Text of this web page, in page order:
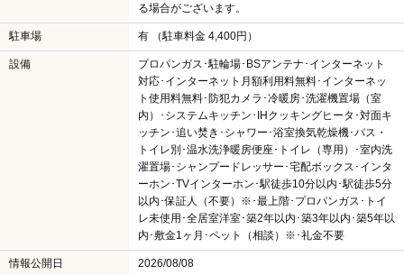
る場合がございます。
駐車場 有 （駐車料金 4,400円）
設備
プロパンガス･駐輪場･BSアンテナ･インターネット
対応･インターネット月額利用料無料･インターネッ
ト使用料無料･防犯カメラ･冷暖房･洗濯機置場（室
内）･システムキッチン･IHクッキングヒータ･対面キ
ッチン･追い焚き･シャワー･浴室換気乾燥機･バス・
トイレ別･温水洗浄暖房便座･トイレ（専用）･室内洗
濯置場･シャンプードレッサー･宅配ボックス･インタ
ーホン･TVインターホン･駅徒歩10分以内･駅徒歩5分
以内･保証人（不要）※･最上階･プロパンガス･トイ
レ未使用･全居室洋室･築2年以内･築3年以内･築5年以
内･敷金1ヶ月･ペット（相談）※･礼金不要
情報公開日 2026/08/08